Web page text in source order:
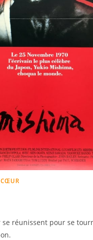
CŒUR
se réunissent pour se